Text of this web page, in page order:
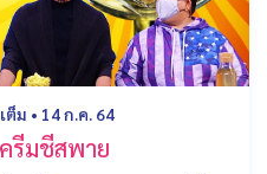
ต็ม • 14 ก.ค. 64
รีมชีสพาย